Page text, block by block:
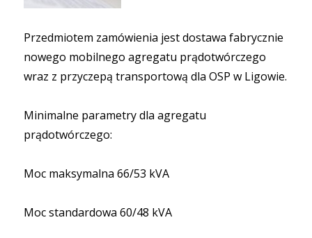
Przedmiotem zamówienia jest dostawa fabrycznie
nowego mobilnego agregatu prądotwórczego
wraz z przyczepą transportową dla OSP w Ligowie.
Minimalne parametry dla agregatu
prądotwórczego:
Moc maksymalna 66/53 kVA
Moc standardowa 60/48 kVA